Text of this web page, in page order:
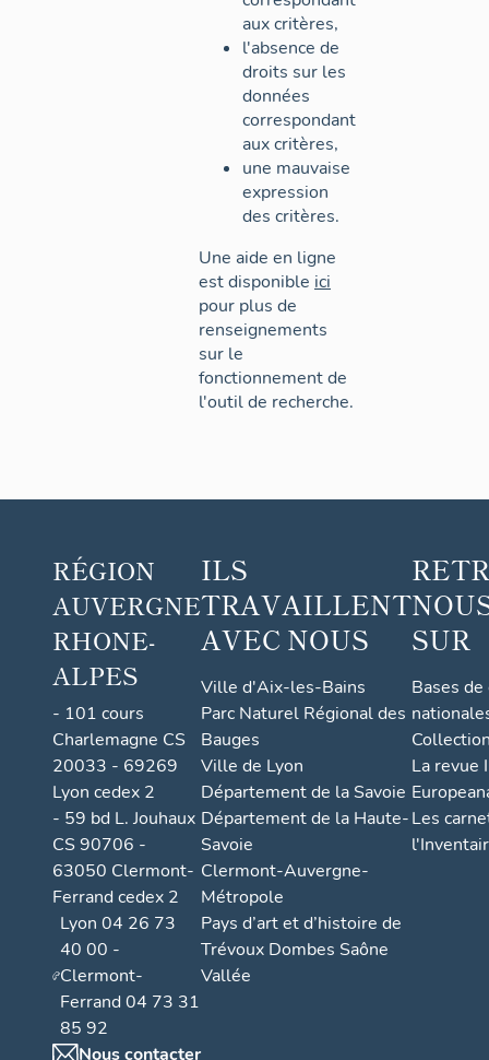
aux critères,
l'absence de
droits sur les
données
correspondant
aux critères,
une mauvaise
expression
des critères.
Une aide en ligne
est disponible ici
pour plus de
renseignements
sur le
fonctionnement de
l'outil de recherche.
RÉGION
AUVERGNE
RHONE-
ALPES
- 101 cours
Charlemagne CS
20033 - 69269
Lyon cedex 2
- 59 bd L. Jouhaux
CS 90706 -
63050 Clermont-
Ferrand cedex 2
Lyon 04 26 73
40 00 -
Clermont-
Ferrand 04 73 31
85 92
Nous contacter
ILS
TRAVAILLENT
AVEC NOUS
Ville d'Aix-les-Bains
Parc Naturel Régional des
Bauges
Ville de Lyon
Département de la Savoie
Département de la Haute-
Savoie
Clermont-Auvergne-
Métropole
Pays d’art et d’histoire de
Trévoux Dombes Saône
Vallée
SUR
Bases
La revue
Les